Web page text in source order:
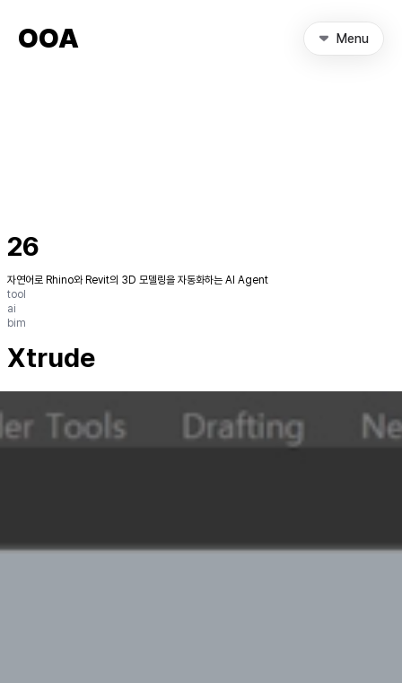
OOA Menu
26
자연어로 Rhino와 Revit의 3D 모델링을 자동화하는 AI Agent
tool
ai
bim
Xtrude